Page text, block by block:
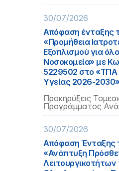
30/07/2026
Απόφαση ένταξης
«Προμήθεια
Εξοπλισμού για
Νοσοκομεία» με
5229502 στο «ΤΠΑ
Υγείας 2026-
Προκηρύξεις
Προγράμματος
30/07/2026
Απόφαση Ένταξης
«Ανάπτυξη
Λειτουργικοτήτων